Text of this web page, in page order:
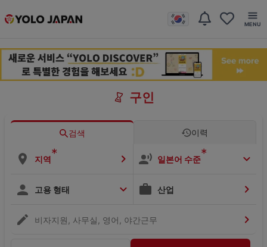
구인
검색 이력
지역* 일본어 수준*
고용 형태 산업
비자지원, 사무실, 영어, 야간근무